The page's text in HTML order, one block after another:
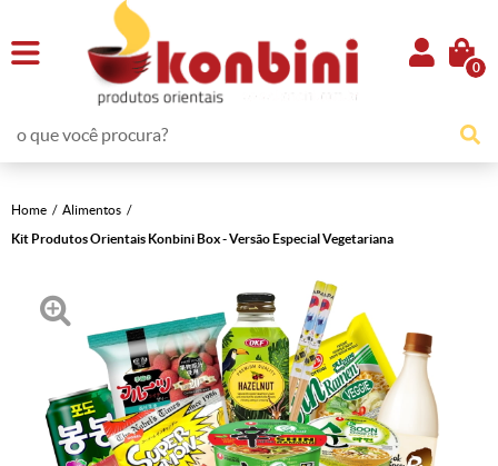
0
Home
Alimentos
Kit Produtos Orientais Konbini Box - Versão Especial Vegetariana